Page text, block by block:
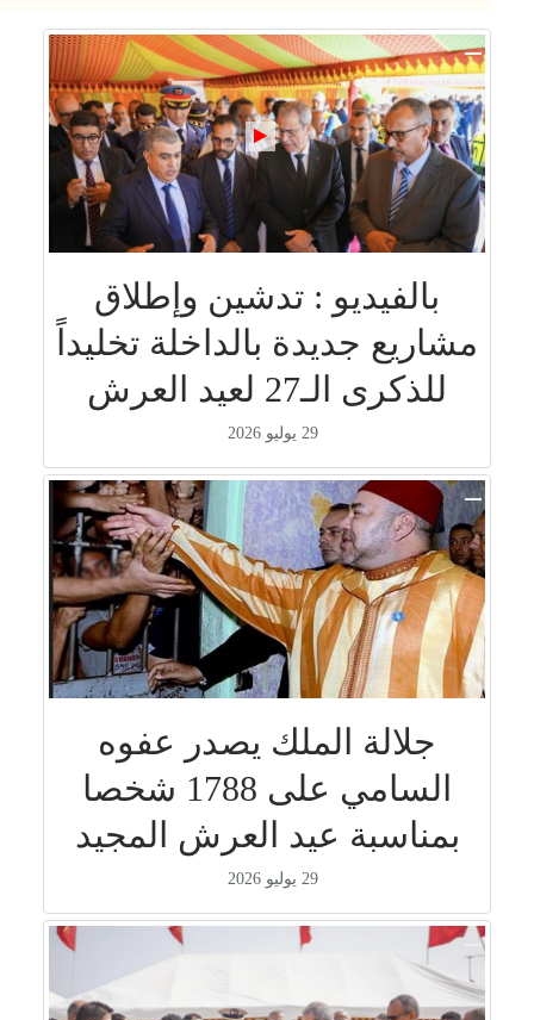
بالفيديو : تدشين وإطلاق
مشاريع جديدة بالداخلة تخليداً
للذكرى الـ27 لعيد العرش
29 يوليو 2026
جلالة الملك يصدر عفوه
السامي على 1788 شخصا
بمناسبة عيد العرش المجيد
29 يوليو 2026